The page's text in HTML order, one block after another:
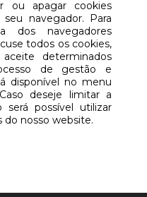
ou apagar cookies
navegador. Para
dos navegadores
todos os cookies,
determinados
de gestão e
disponível no menu
deseje limitar a
será possível utilizar
do nosso website.